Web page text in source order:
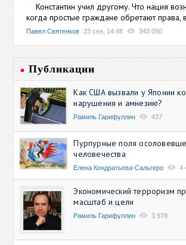
Константин учил другому. Что нация
когда простые граждане обретают права, в
Павел Святенков 23 сен, 14:48 343 050
Публикации
Как США вызвали у Японии
нарушения и амнезию?
Рамиль Гарифуллин 437
Пурпурные поля
человечества
Елена Кондратьева-Сальгеро 4
Экономический терроризм
масштаб и цели
Рамиль Гарифуллин 3 978